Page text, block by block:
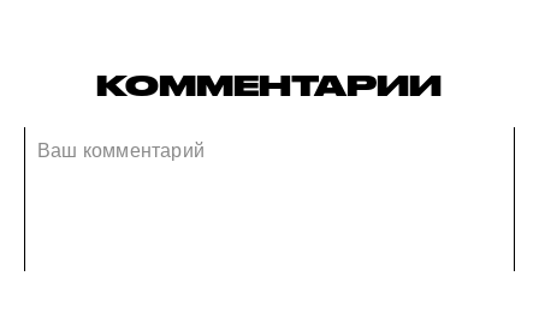
КОММЕНТАРИИ